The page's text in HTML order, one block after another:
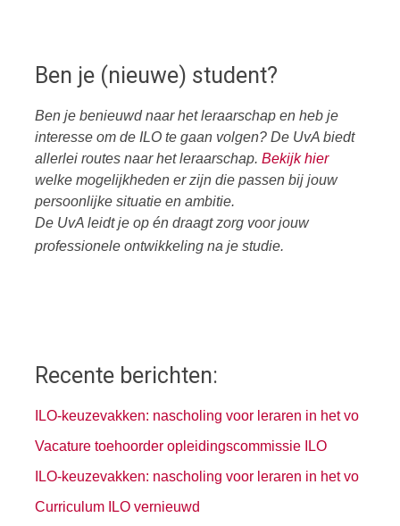
Ben je (nieuwe) student?
Ben je benieuwd naar het leraarschap en heb je
interesse om de ILO te gaan volgen? De UvA biedt
allerlei routes naar het leraarschap. Bekijk hier
welke mogelijkheden er zijn die passen bij jouw
persoonlijke situatie en ambitie.
De UvA leidt je op én draagt zorg voor jouw
professionele ontwikkeling na je studie.
Recente berichten:
ILO-keuzevakken: nascholing voor leraren in het vo
Vacature toehoorder opleidingscommissie ILO
ILO-keuzevakken: nascholing voor leraren in het vo
Curriculum ILO vernieuwd